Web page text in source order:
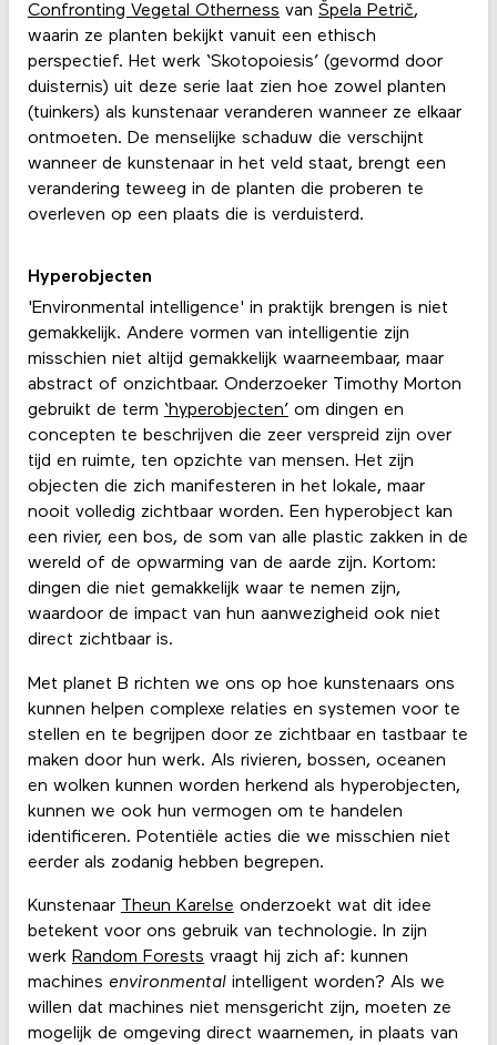
Confronting Vegetal Otherness van Špela Petrič,
waarin ze planten bekijkt vanuit een ethisch
perspectief. Het werk ‘Skotopoiesis’ (gevormd door
duisternis) uit deze serie laat zien hoe zowel planten
(tuinkers) als kunstenaar veranderen wanneer ze elkaar
ontmoeten. De menselijke schaduw die verschijnt
wanneer de kunstenaar in het veld staat, brengt een
verandering teweeg in de planten die proberen te
overleven op een plaats die is verduisterd.
Hyperobjecten
'Environmental intelligence' in praktijk brengen is niet
gemakkelijk. Andere vormen van intelligentie zijn
misschien niet altijd gemakkelijk waarneembaar, maar
abstract of onzichtbaar. Onderzoeker Timothy Morton
gebruikt de term ‘hyperobjecten’ om dingen en
concepten te beschrijven die zeer verspreid zijn over
tijd en ruimte, ten opzichte van mensen. Het zijn
objecten die zich manifesteren in het lokale, maar
nooit volledig zichtbaar worden. Een hyperobject kan
een rivier, een bos, de som van alle plastic zakken in de
wereld of de opwarming van de aarde zijn. Kortom:
dingen die niet gemakkelijk waar te nemen zijn,
waardoor de impact van hun aanwezigheid ook niet
direct zichtbaar is.
Met planet B richten we ons op hoe kunstenaars ons
kunnen helpen complexe relaties en systemen voor te
stellen en te begrijpen door ze zichtbaar en tastbaar te
maken door hun werk. Als rivieren, bossen, oceanen
en wolken kunnen worden herkend als hyperobjecten,
kunnen we ook hun vermogen om te handelen
identificeren. Potentiële acties die we misschien niet
eerder als zodanig hebben begrepen.
Kunstenaar Theun Karelse onderzoekt wat dit idee
betekent voor ons gebruik van technologie. In zijn
werk Random Forests vraagt ​​hij zich af: kunnen
machines environmentalintelligent worden? Als we
willen dat machines niet mensgericht zijn, moeten ze
mogelijk de omgeving direct waarnemen, in plaats van